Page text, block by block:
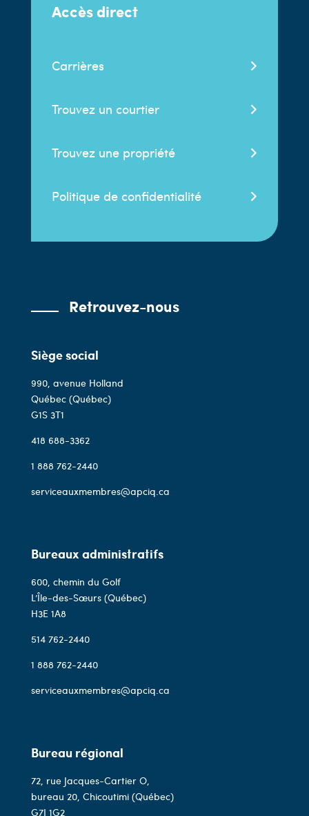
Accès direct
Carrières
Trouvez un courtier
Trouvez une propriété
Politique de confidentialité
Retrouvez-nous
Siège social
990, avenue Holland
Québec (Québec)
G1S 3T1
418 688-3362
1 888 762-2440
serviceauxmembres@apciq.ca
Bureaux administratifs
600, chemin du Golf
L’Île-des-Sœurs (Québec)
H3E 1A8
514 762-2440
1 888 762-2440
serviceauxmembres@apciq.ca
Bureau régional
72, rue Jacques-Cartier O,
bureau 20, Chicoutimi (Québec)
G7J 1G2